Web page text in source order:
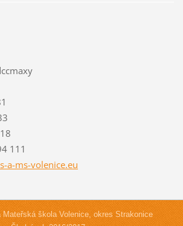
111
a-ms-volenice.eu
škola Volenice, okres Strakonice